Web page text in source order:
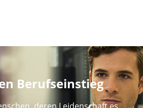
Berufseinstieg